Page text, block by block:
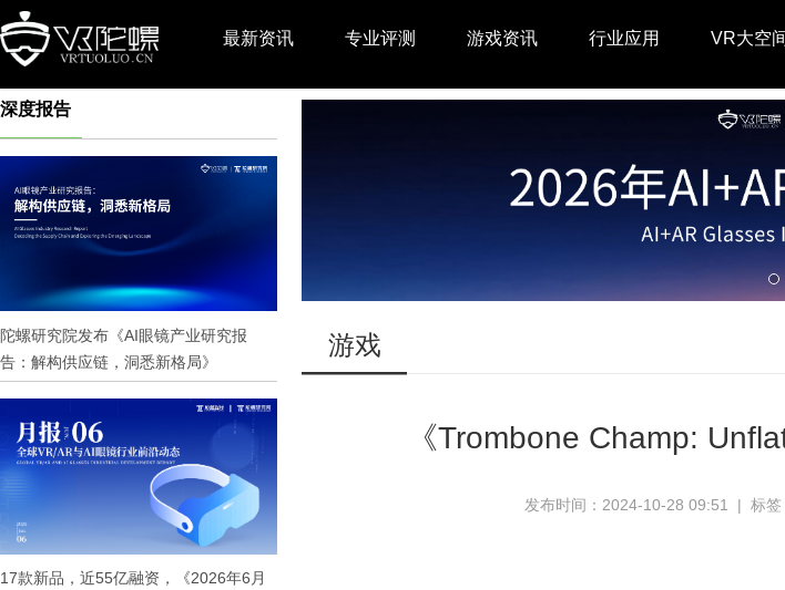
最新资讯 专业评测 游戏资讯 行业应用 VR大空
深度报告
陀螺研究院发布《AI眼镜产业研究报
告：解构供应链，洞悉新格局》
17款新品，近55亿融资，《2026年6月
游戏
《Trombone Champ:
发布时间：2024-10-28 09:51 | 标签